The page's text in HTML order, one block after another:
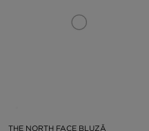
THE NORTH FACE BLUZĂ